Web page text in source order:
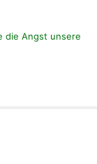
die Angst unsere